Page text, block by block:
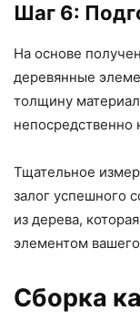
Шаг 6:
На основе
деревянные
толщину
непосредственно
Тщательное
залог успешного
из дерева,
элементом
Сборка